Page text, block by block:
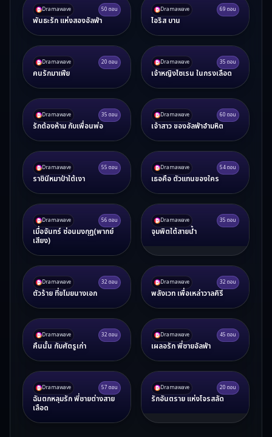
Dramawave 50 ตอน
พันธะรัก แห่งสองอัลฟ่า
Dramawave 69 ตอน
ไอริส บาน
Dramawave 20 ตอน
คนรักมาเฟีย
Dramawave 35 ตอน
เจ้าหญิงไซเรน ในกรงเลือด
Dramawave 35 ตอน
รักต้องห้าม กับเพื่อนพ่อ
Dramawave 60 ตอน
เจ้าสาว ของอัลฟ่าอำมหิต
Dramawave 55 ตอน
ราชินีหมาป่าใต้เงา
Dramawave 54ตอน
เธอคือ ตัวแทนของใคร
Dramawave 56 ตอน
เมื่อจันทร์ ซ่อนมงกุฎ(พากย์
เสียง)
Dramawave 35 ตอน
จุมพิตใต้สายน้ำ
Dramawave 32 ตอน
ตัวร้าย ที่ขโมยนางเอก
Dramawave 32 ตอน
พลังเวท เพื่อเหล่าวาลคิรี
Dramawave 32 ตอน
คืนนั้น กับศัตรูเก่า
Dramawave 45 ตอน
เผลอรัก พี่ชายอัลฟ่า
Dramawave 57 ตอน
ฉันตกหลุมรัก พี่ชายต่างสาย
เลือด
Dramawave 20 ตอน
รักอันตราย แห่งโจรสลัด